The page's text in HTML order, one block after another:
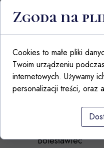
produkcie
Można
mikrofalowej,
Gatunek: 1
Hand made in
Producent:
Bolesławiec
Zgoda na
Cookies to małe pliki
Twoim urządzeniu
internetowych. Używamy
personalizacji treści, oraz